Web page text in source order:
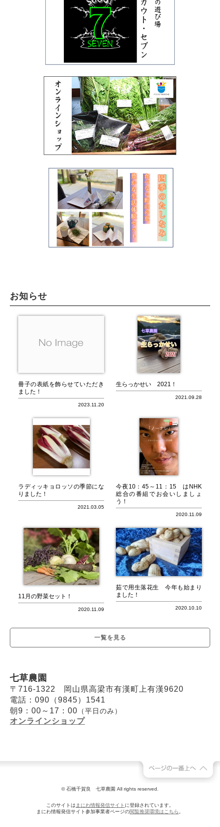
お知らせ
冊子の表紙を飾らせていただき
ました！
2023.11.20
生らっかせい 2021！
2021.09.28
ラディッキョロッソの季節にな
りました！
2021.03.05
今夜10：45～11：15 はNHK
総合の番組でお会いしましょ
う！
2020.11.09
11月の野菜セット！
2020.11.09
茹で用生落花生 今年も始まり
ました！
2020.10.10
一覧を見る
七草農園
〒716-1322 岡山県高梁市有漢町上有漢9620
電話：090（9845）1541
朝9：00～17：00 （平日のみ）
オンラインショップ
© 石橋千賀良 七草農園 All rights reserved.
このサイトは まにわ情報発信サイト に登録されています。
まにわ情報発信サイト参加事業者ページの閲覧推奨環境はこちら